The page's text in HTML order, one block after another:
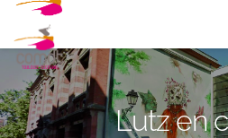
Lutz en